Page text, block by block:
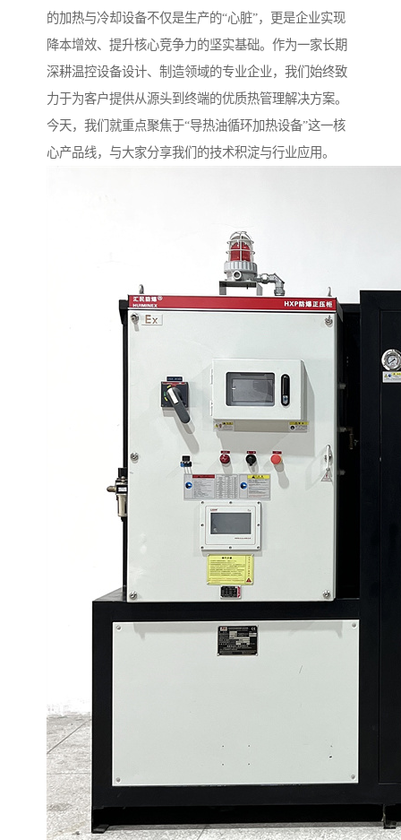
的加热与冷却设备不仅是生产的“心脏”，更是企业实现
降本增效、提升核心竞争力的坚实基础。作为一家长期
深耕温控设备设计、制造领域的专业企业，我们始终致
力于为客户提供从源头到终端的优质热管理解决方案。
今天，我们就重点聚焦于“导热油循环加热设备”这一核
心产品线，与大家分享我们的技术积淀与行业应用。